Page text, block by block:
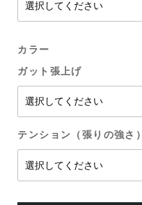
カラー
ガット張上げ
テンション（張りの強さ）